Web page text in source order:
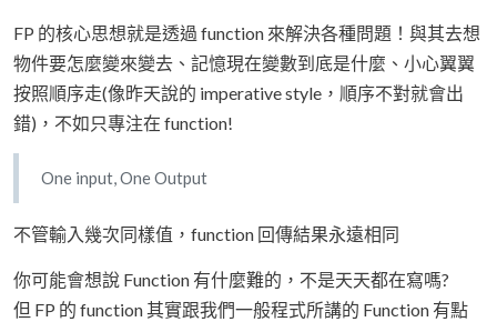
FP 的核心思想就是透過 function 來解決各種問題！與其去想
物件要怎麼變來變去、記憶現在變數到底是什麼、小心翼翼
按照順序走(像昨天說的 imperative style，順序不對就會出
錯)，不如只專注在 function!
One input, One Output
不管輸入幾次同樣值，function 回傳結果永遠相同
你可能會想說 Function 有什麼難的，不是天天都在寫嗎?
但 FP 的 function 其實跟我們一般程式所講的 Function 有點